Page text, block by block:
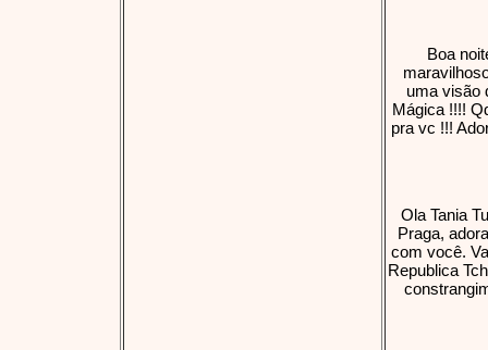
Boa
uma visão
Mágica !!!!
pra vc !!!
Ola Tania
Praga,
com você.
Republica